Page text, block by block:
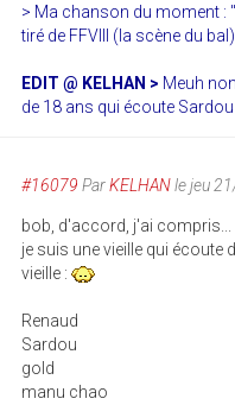
> Ma chanson du moment :
tiré de FFVIII (la scène du bal)
EDIT @ KELHAN > Meuh
de 18 ans qui écoute
#16079 ParKELHANle jeu
bob, d'accord, j'ai compris...
je suis une vieille qui écoute
vieille :
Renaud
Sardou
gold
manu chao